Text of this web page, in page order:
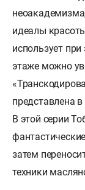
идеалы
использует
этаже можно
представлена
В этой серии
затем
техники